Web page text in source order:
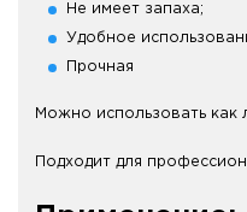
Не имеет запаха;
Удобное
Прочная
Можно использовать как
Подходит для